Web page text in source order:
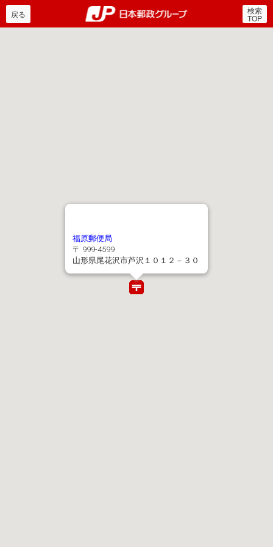
郵便局・日本郵政グルー
戻る 検索
TOP
福原郵便局
〒 999-4599
山形県尾花沢市芦沢１０１２－３０